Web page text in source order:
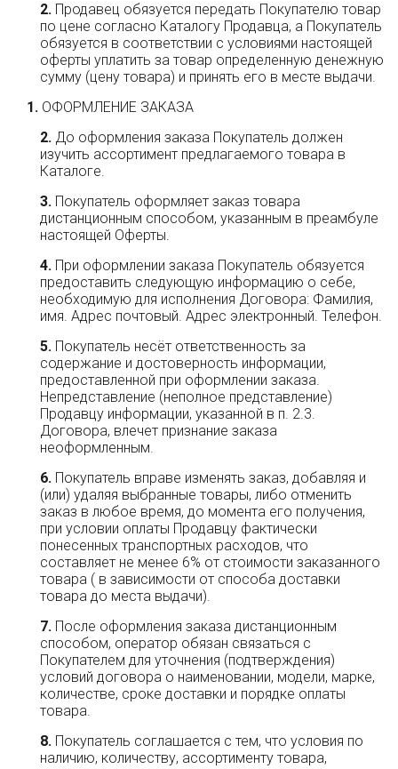
Продавец обязуется передать Покупателю товар
по цене согласно Каталогу Продавца, а Покупатель
обязуется в соответствии с условиями настоящей
оферты уплатить за товар определенную денежную
сумму (цену товара) и принять его в месте выдачи.
ОФОРМЛЕНИЕ ЗАКАЗА
До оформления заказа Покупатель должен
изучить ассортимент предлагаемого товара в
Каталоге.
Покупатель оформляет заказ товара
дистанционным способом, указанным в преамбуле
настоящей Оферты.
При оформлении заказа Покупатель обязуется
предоставить следующую информацию о себе,
необходимую для исполнения Договора: Фамилия,
имя. Адрес почтовый. Адрес электронный. Телефон.
Покупатель несёт ответственность за
содержание и достоверность информации,
предоставленной при оформлении заказа.
Непредставление (неполное представление)
Продавцу информации, указанной в п. 2.3.
Договора, влечет признание заказа
неоформленным.
Покупатель вправе изменять заказ, добавляя и
(или) удаляя выбранные товары, либо отменить
заказ в любое время, до момента его получения,
при условии оплаты Продавцу фактически
понесенных транспортных расходов, что
составляет не менее 6% от стоимости заказанного
товара ( в зависимости от способа доставки
товара до места выдачи).
После оформления заказа дистанционным
способом, оператор обязан связаться с
Покупателем для уточнения (подтверждения)
условий договора о наименовании, модели, марке,
количестве, сроке доставки и порядке оплаты
товара.
Покупатель соглашается с тем, что условия по
наличию, количеству, ассортименту товара,